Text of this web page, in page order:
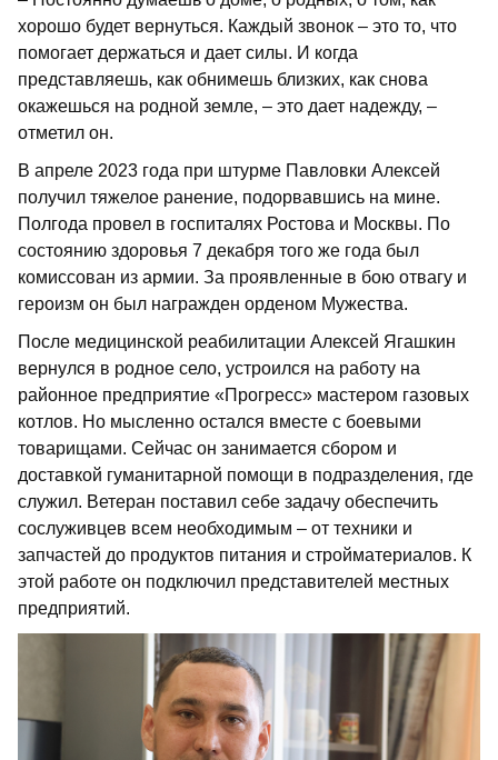
хорошо будет вернуться. Каждый звонок – это то, что
помогает держаться и дает силы. И когда
представляешь, как обнимешь близких, как снова
окажешься на родной земле, – это дает надежду, –
отметил он.
В апреле 2023 года при штурме Павловки Алексей
получил тяжелое ранение, подорвавшись на мине.
Полгода провел в госпиталях Ростова и Москвы. По
состоянию здоровья 7 декабря того же года был
комиссован из армии. За проявленные в бою отвагу и
героизм он был награжден орденом Мужества.
После медицинской реабилитации Алексей Ягашкин
вернулся в родное село, устроился на работу на
районное предприятие «Прогресс» мастером газовых
котлов. Но мысленно остался вместе с боевыми
товарищами. Сейчас он занимается сбором и
доставкой гуманитарной помощи в подразделения, где
служил. Ветеран поставил себе задачу обеспечить
сослуживцев всем необходимым – от техники и
запчастей до продуктов питания и стройматериалов. К
этой работе он подключил представителей местных
предприятий.​